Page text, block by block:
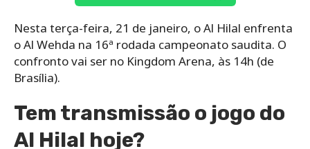
Nesta terça-feira, 21 de janeiro, o Al Hilal enfrenta
o Al Wehda na 16ª rodada campeonato saudita. O
confronto vai ser no Kingdom Arena, às 14h (de
Brasília).
Tem transmissão o jogo do
Al Hilal hoje?